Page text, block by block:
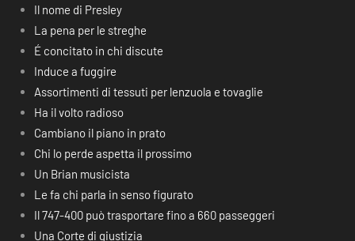
Il nome di Presley
La pena per le streghe
É concitato in chi discute
Induce a fuggire
Assortimenti di tessuti per lenzuola e tovaglie
Ha il volto radioso
Cambiano il piano in prato
Chi lo perde aspetta il prossimo
Un Brian musicista
Le fa chi parla in senso figurato
Il 747-400 può trasportare fino a 660 passeggeri
Una Corte di giustizia